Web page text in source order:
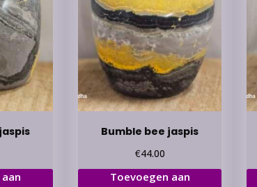
Bumble bee jaspis
€44.00
Toevoegen aan